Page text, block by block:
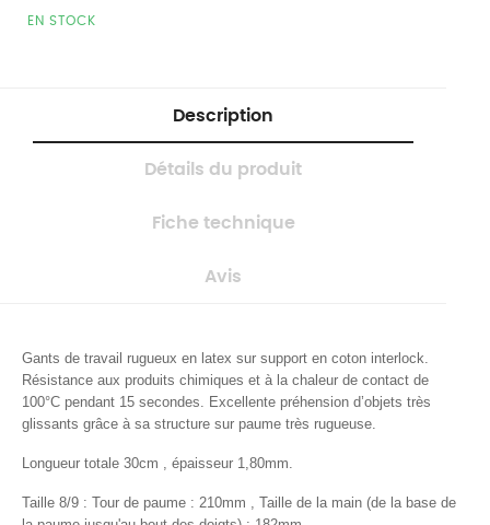
EN STOCK
Description
Détails du produit
Fiche technique
Avis
Gants de travail rugueux en latex sur support en coton interlock.
Résistance aux produits chimiques et à la chaleur de contact de
100°C pendant 15 secondes. Excellente préhension d’objets très
glissants grâce à sa structure sur paume très rugueuse.
Longueur totale 30cm , épaisseur 1,80mm.
Taille 8/9 : Tour de paume : 210mm , Taille de la main (de la base de